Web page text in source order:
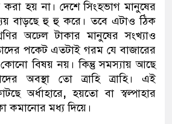
হয় না। দেশে সিংহভাগ মানুষের
বাড়ছে হু হু করে। তবে এটাও ঠিক
অঢেল টাকার মানুষের সংখ্যাও
পকেট এতটাই গরম যে বাজারের
কোনো বিষয় নয়। কিন্তু সমস্যায় আছে
অবস্থা তো ত্রাহি ত্রাহি। এই
অর্ধাহারে,হয়তো বা স্বল্পাহার
কমানোর মধ্য দিয়ে।